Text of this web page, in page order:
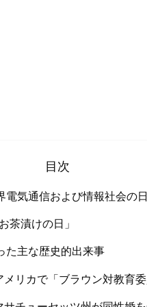
目次
電気通信および情報社会の日
茶漬けの日」
た主な歴史的出来事
メリカで「ブラウン対教育